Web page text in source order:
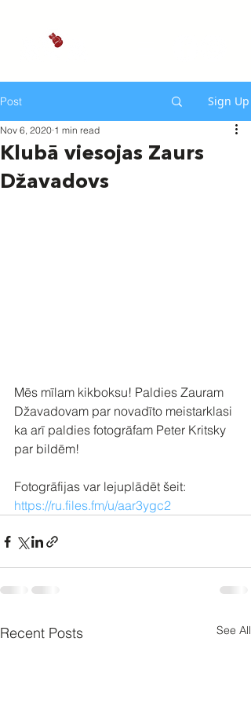
Post Sign Up
Klubā viesojas Zaurs
Džavadovs
Nov 6, 2020 1 min read
Mēs mīlam kikboksu! Paldies Zauram
Džavadovam par novadīto meistarklasi
ka arī paldies fotogrāfam Peter Kritsky
par bildēm!
Fotogrāfijas var lejuplādēt šeit:
https://ru.files.fm/u/aar3ygc2
Recent Posts See All